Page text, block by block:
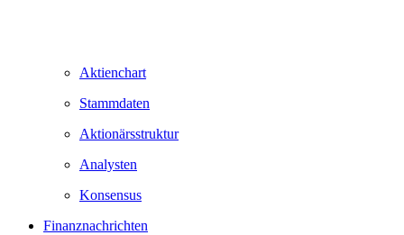
Aktienchart
Stammdaten
Aktionärsstruktur
Analysten
Konsensus
Finanznachrichten